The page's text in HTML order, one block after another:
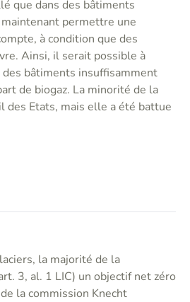
que dans des bâtiments
permettre une
à condition que des
Ainsi, il serait possible à
des bâtiments insuffisamment
de biogaz. La minorité de la
des Etats, mais elle a été battue
la majorité de la
3, al. 1 LIC) un objectif net zéro
la commission Knecht